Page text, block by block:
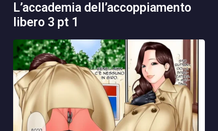
l’accademia dell’accoppiamento
libero 3 pt 1